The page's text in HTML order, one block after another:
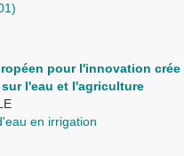
pour l'innovation crée
l'eau et l'agriculture
en irrigation